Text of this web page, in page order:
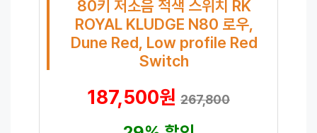
80키 저소음 적색 스위치 RK
ROYAL KLUDGE N80 로우,
Dune Red, Low profile Red
Switch
187,500원 267,800